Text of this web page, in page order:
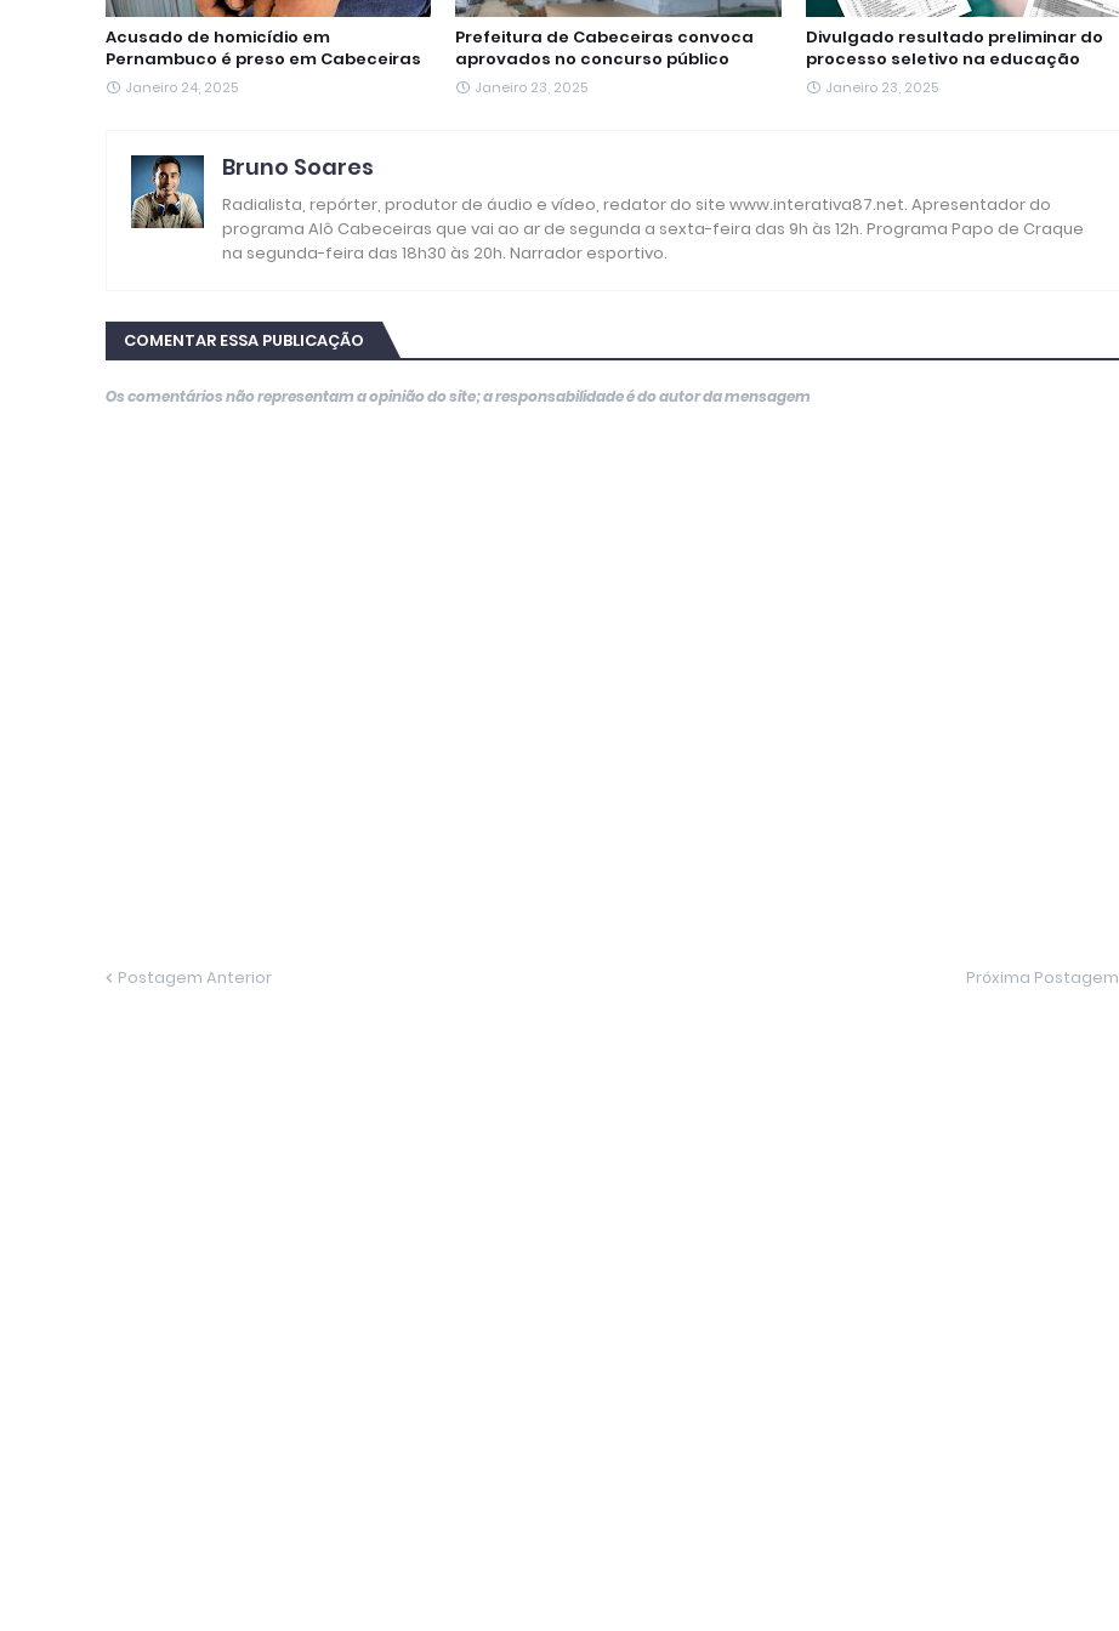
Acusado de homicídio em
Pernambuco é preso em Cabeceiras
Janeiro 24, 2025
Prefeitura de Cabeceiras convoca
aprovados no concurso público
Janeiro 23, 2025
Divulgado resultado preliminar do
processo seletivo na educação
Janeiro 23, 2025
Bruno Soares
Radialista, repórter, produtor de áudio e vídeo, redator do site www.interativa87.net. Apresentador do
programa Alô Cabeceiras que vai ao ar de segunda a sexta-feira das 9h às 12h. Programa Papo de Craque
na segunda-feira das 18h30 às 20h. Narrador esportivo.
COMENTAR ESSA PUBLICAÇÃO
Os comentários não representam a opinião do site; a responsabilidade é do autor da mensagem
Postagem Anterior Próxima Postagem